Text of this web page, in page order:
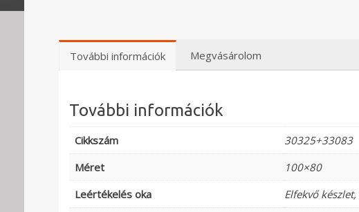
További információk Megvásárolom
További információk
Cikkszám
30325+33083
Méret
100×80
Leértékelés oka
Elfekvő készlet,